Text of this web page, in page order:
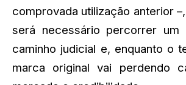
comprovada utilização anterior
será necessário percorrer um
caminho judicial e, enquanto o
marca original vai perdendo